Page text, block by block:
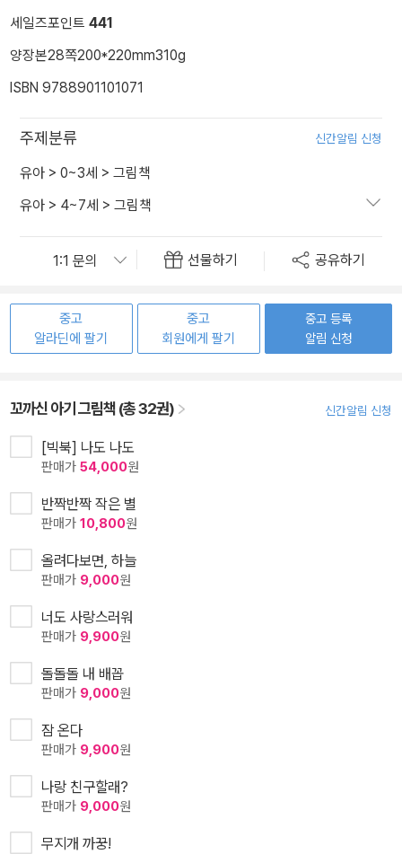
세일즈포인트 441
양장본28쪽200*220mm310g
ISBN 9788901101071
주제분류 신간알림 신청
유아 > 0~3세 > 그림책
유아 > 4~7세 > 그림책
선물하기 공유하기
중고
알라딘에 팔기
중고
회원에게 팔기
중고 등록
알림 신청
꼬까신 아기 그림책 (총 32권) 신간알림 신청
[빅북] 나도 나도
판매가 54,000원
반짝반짝 작은 별
판매가 10,800원
올려다보면, 하늘
판매가 9,000원
너도 사랑스러워
판매가 9,900원
돌돌돌 내 배꼽
판매가 9,000원
잠 온다
판매가 9,900원
나랑 친구할래?
판매가 9,000원
무지개 까꿍!